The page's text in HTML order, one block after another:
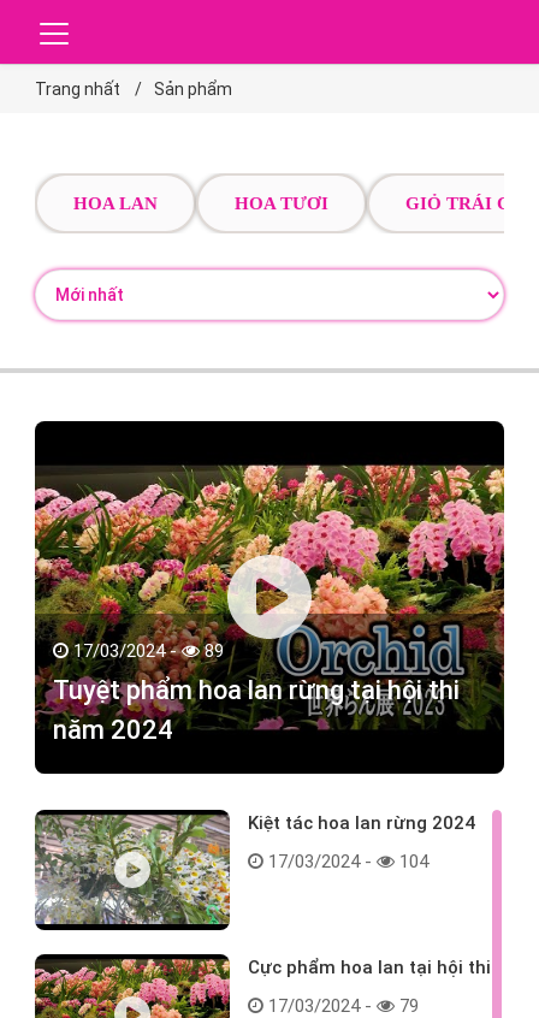
Trang nhất Sản phẩm
HOA LAN HOA TƯƠI GIỎ TRÁI CÂY
17/03/2024 - 89
Tuyệt phẩm hoa lan rừng tại hội thi
năm 2024
Kiệt tác hoa lan rừng 2024
17/03/2024 -
104
Cực phẩm hoa lan tại hội thi
17/03/2024 -
79